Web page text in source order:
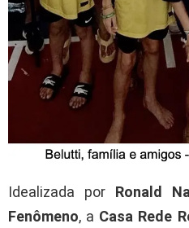
Idealizada por Ronald
Fenômeno, a Casa Rede